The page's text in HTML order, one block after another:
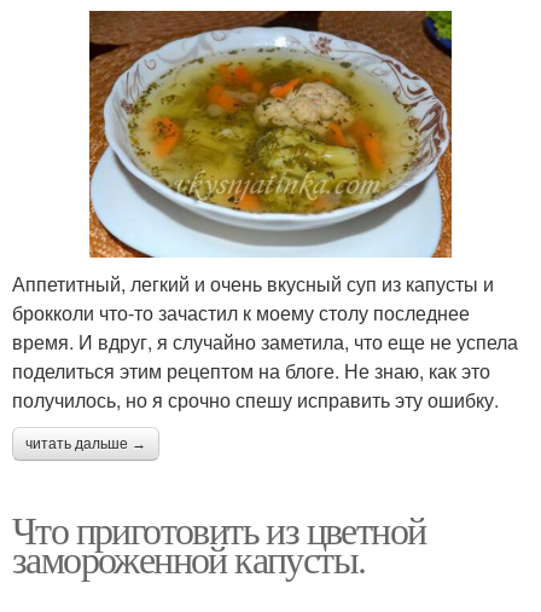
Аппетитный, легкий и очень вкусный суп из капусты и
брокколи что-то зачастил к моему столу последнее
время. И вдруг, я случайно заметила, что еще не успела
поделиться этим рецептом на блоге. Не знаю, как это
получилось, но я срочно спешу исправить эту ошибку.
читать дальше →
Что приготовить из цветной
замороженной капусты.